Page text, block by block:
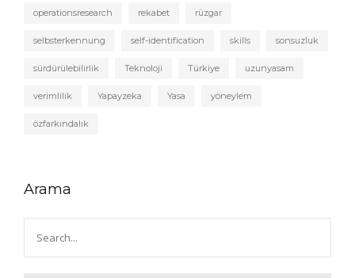
operationsresearch rekabet rüzgar
selbsterkennung self-identification skills sonsuzluk
sürdürülebilirlik Teknoloji Türkiye uzunyasam
verimlilik Yapayzeka Yasa yöneylem
özfarkındalık
Arama